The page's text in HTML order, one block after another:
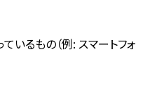
いるもの（例: スマートフォ